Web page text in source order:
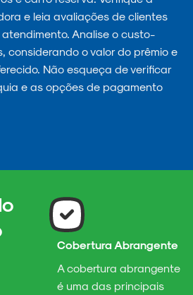
e leia avaliações de clientes
Analise o custo-
considerando o valor do prêmio e
Não esqueça de verificar
e as opções de pagamento
Cobertura Abrangente
A cobertura abrangente
é uma das principais